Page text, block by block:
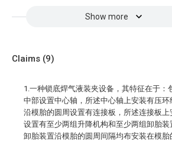
Show more
Claims (9)
1.一种锁底焊气液装夹设备，其特征在于：
中部设置中心轴，所述中心轴上安装有压
沿模胎的圆周设置有连接板，所述连接板
设置有至少两组升降机构和至少两组卸胎
卸胎装置沿模胎的圆周间隔均布安装在模胎